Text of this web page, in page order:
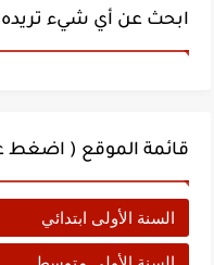
ابحث عن أي شيء تريده
قائمة الموقع ( اضغط
السنة الأولى ابتدائي